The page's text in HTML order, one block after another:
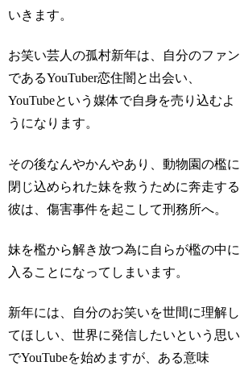
いきます。
お笑い芸人の孤村新年は、自分のファン
であるYouTuber恋住闇 と出会い、
YouTubeという媒体で自身を売り込むよ
うになります。
その後なんやかんやあり、動物園の檻に
閉じ込められた妹を救うために奔走する
彼は、傷害事件を起こして刑務所へ。
妹を檻から解き放つ為に 自らが檻の中に
入ることになってしまいます。
新年には、自分のお笑いを世間に理解し
てほしい、世界に発信したいという思い
でYouTubeを始めますが、ある意味